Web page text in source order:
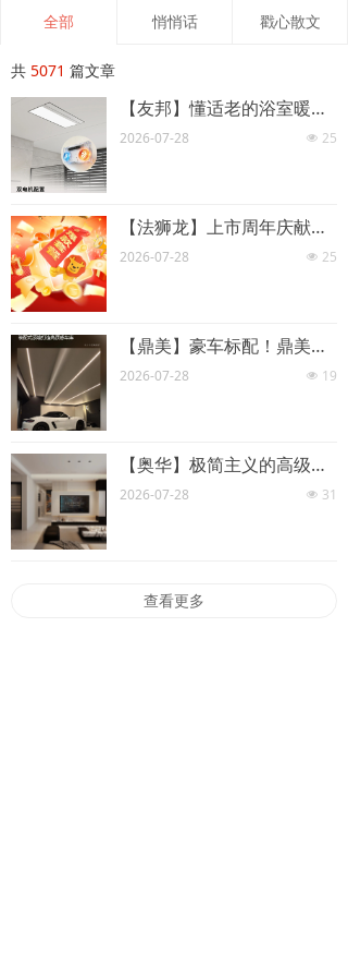
全部 悄悄话 戳心散文
共 5071 篇文章
【友邦】懂适老的浴室暖空调，藏了多少用心细节？
넶 25
2026-07-28
【法狮龙】上市周年庆献礼，顶墙套餐限时特惠！
넶 25
2026-07-28
【鼎美】豪车标配！鼎美装配式顶墙打造高质感车库
넶 19
2026-07-28
【奥华】极简主义的高级感 藏在家里的每一寸细节里
넶 31
2026-07-28
查看更多